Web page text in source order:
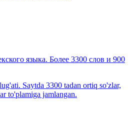
языка. Более 3300 слов и 900
Saytda 3300 tadan ortiq so'zlar,
to'plamiga jamlangan.